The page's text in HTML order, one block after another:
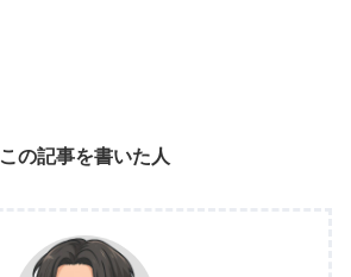
この記事を書いた人